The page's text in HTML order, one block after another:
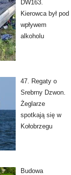
DW163.
Kierowca był pod
wpływem
alkoholu
47. Regaty o
Srebrny Dzwon.
Żeglarze
spotkają się w
Kołobrzegu
Budowa